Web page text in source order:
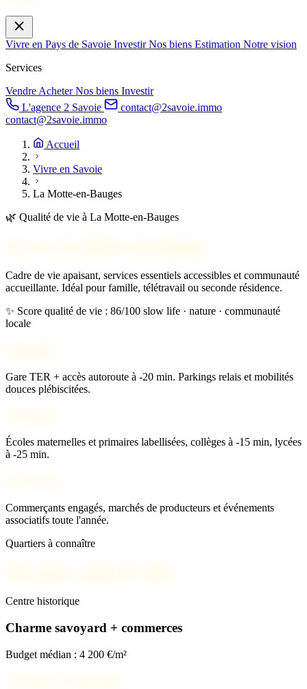
Vivre en Pays de Savoie InvestirNos biens Estimation Notre vision
Services
VendreAcheterNos biens Investir
L'agence 2 Savoie
contact@2savoie.immo
contact@2savoie.immo
Accueil
Vivre en Savoie
La Motte-en-Bauges
🌿 Qualité de vie à La Motte-en-Bauges
Cadre de vie apaisant, services essentiels accessibles et communauté
accueillante. Idéal pour famille, télétravail ou seconde résidence.
✨ Score qualité de vie : 86/100 slow life · nature · communauté
locale
Gare TER + accès autoroute à -20 min. Parkings relais et mobilités
douces plébiscitées.
Écoles maternelles et primaires labellisées, collèges à -15 min, lycées
à -25 min.
Commerçants engagés, marchés de producteurs et événements
associatifs toute l'année.
Quartiers à connaître
Centre historique
Charme savoyard + commerces
Budget médian : 4 200 €/m²